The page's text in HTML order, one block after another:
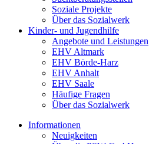
Soziale Projekte
Über das Sozialwerk
Kinder- und Jugendhilfe
Angebote und Leistungen
EHV Altmark
EHV Börde-Harz
EHV Anhalt
EHV Saale
Häufige Fragen
Über das Sozialwerk
Informationen
Neuigkeiten